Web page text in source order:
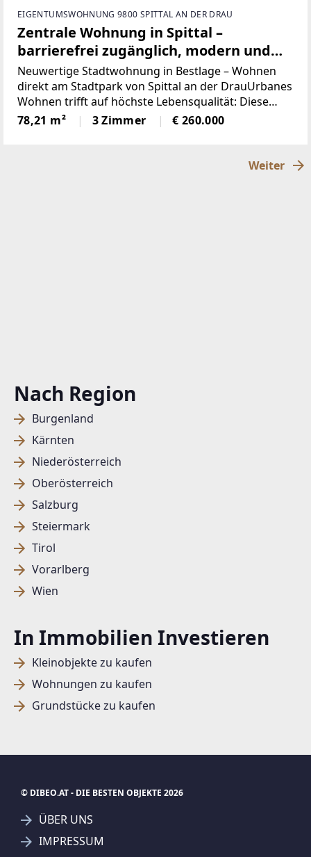
Nach Region
Burgenland
Kärnten
Niederösterreich
Oberösterreich
Salzburg
Steiermark
Tirol
Vorarlberg
Wien
In Immobilien Investieren
Kleinobjekte zu kaufen
Wohnungen zu kaufen
Grundstücke zu kaufen
EIGENTUMSWOHNUNG 9800 SPITTAL AN DER DRAU
Zentrale Wohnung in Spittal –
barrierefrei zugänglich, modern und
sofort bezugsbereit
Neuwertige Stadtwohnung in Bestlage – Wohnen
direkt am Stadtpark von Spittal an der DrauUrbanes
Wohnen trifft auf höchste Lebensqualität: Diese
neuwertige Eigentumswohnung überzeugt mit ihrer
attraktiven Lage direkt am Stadtpark von Spittal an
78,21 m² 3 Zimmer € 260.000
Weiter
© DIBEO.AT - DIE BESTEN OBJEKTE 2026
ÜBER UNS
IMPRESSUM